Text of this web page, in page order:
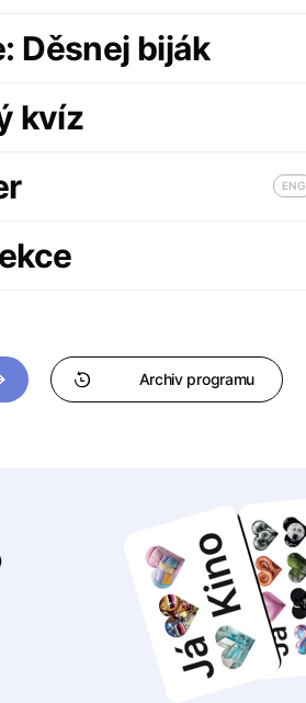
Děsnej biják
kvíz
ENG
Archiv programu